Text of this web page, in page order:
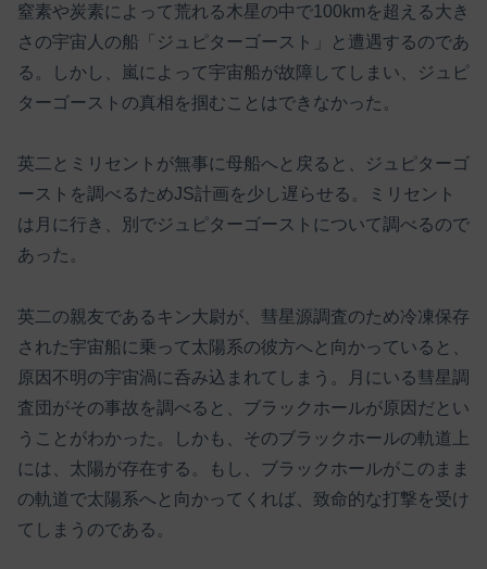
窒素や炭素によって荒れる木星の中で100kmを超える大き
さの宇宙人の船「ジュピターゴースト」と遭遇するのであ
る。しかし、嵐によって宇宙船が故障してしまい、ジュピ
ターゴーストの真相を掴むことはできなかった。
英二とミリセントが無事に母船へと戻ると、ジュピターゴ
ーストを調べるためJS計画を少し遅らせる。ミリセント
は月に行き、別でジュピターゴーストについて調べるので
あった。
英二の親友であるキン大尉が、彗星源調査のため冷凍保存
された宇宙船に乗って太陽系の彼方へと向かっていると、
原因不明の宇宙渦に呑み込まれてしまう。月にいる彗星調
査団がその事故を調べると、ブラックホールが原因だとい
うことがわかった。しかも、そのブラックホールの軌道上
には、太陽が存在する。もし、ブラックホールがこのまま
の軌道で太陽系へと向かってくれば、致命的な打撃を受け
てしまうのである。